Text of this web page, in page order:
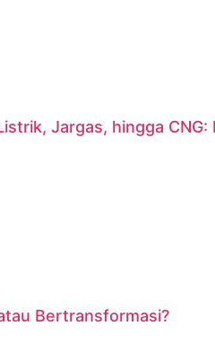
Jargas, hingga
Bertransformasi?